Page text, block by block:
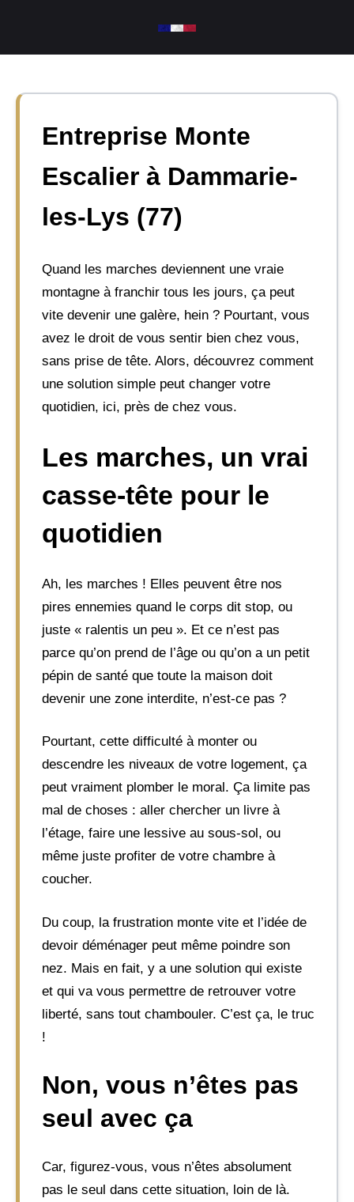
contenu
Entreprise Monte
Escalier à Dammarie-
les-Lys (77)
Quand les marches deviennent une vraie
montagne à franchir tous les jours, ça peut
vite devenir une galère, hein ? Pourtant, vous
avez le droit de vous sentir bien chez vous,
sans prise de tête. Alors, découvrez comment
une solution simple peut changer votre
quotidien, ici, près de chez vous.
Les marches, un vrai
casse-tête pour le
quotidien
Ah, les marches ! Elles peuvent être nos
pires ennemies quand le corps dit stop, ou
juste « ralentis un peu ». Et ce n’est pas
parce qu’on prend de l’âge ou qu’on a un petit
pépin de santé que toute la maison doit
devenir une zone interdite, n’est-ce pas ?
Pourtant, cette difficulté à monter ou
descendre les niveaux de votre logement, ça
peut vraiment plomber le moral. Ça limite pas
mal de choses : aller chercher un livre à
l’étage, faire une lessive au sous-sol, ou
même juste profiter de votre chambre à
coucher.
Du coup, la frustration monte vite et l’idée de
devoir déménager peut même poindre son
nez. Mais en fait, y a une solution qui existe
et qui va vous permettre de retrouver votre
liberté, sans tout chambouler. C’est ça, le truc
!
Non, vous n’êtes pas
seul avec ça
Car, figurez-vous, vous n’êtes absolument
pas le seul dans cette situation, loin de là.